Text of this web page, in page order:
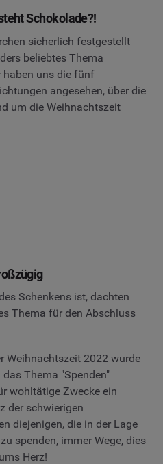
Schokolade?!
sicherlich festgestellt
beliebtes Thema
haben uns die fünf
angesehen, über die
um die Weihnachtszeit
Schenkens ist, dachten
Thema für den Abschluss
Weihnachtszeit 2022 wurde
Thema "Spenden"
wohltätige Zwecke ein
der schwierigen
diejenigen, die in der Lage
spenden, immer Wege, dies
Herz!